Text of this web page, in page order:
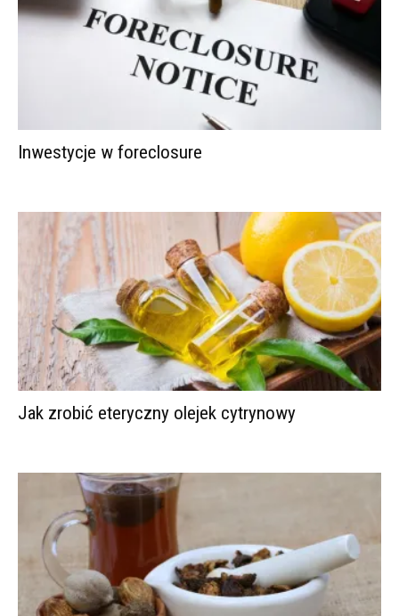
Inwestycje w foreclosure
Jak zrobić eteryczny olejek cytrynowy